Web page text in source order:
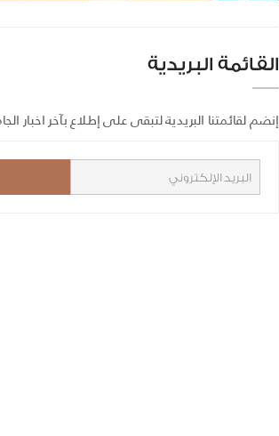
القائمة البريدية
إنضم لقائمتنا البريدية لتبقى على إطلاع بآخر اخبار